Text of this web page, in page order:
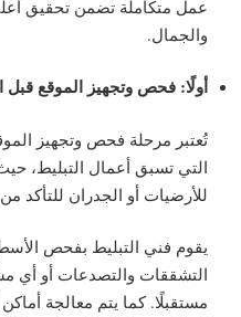
عمل متكاملة تضمن تحقيق
والجمال.
أولًا: فحص وتجهيز الموقع قبل
تُعتبر مرحلة فحص وتجهيز
التي تسبق أعمال التبليط،
للأرضيات أو الجدران للتأكد
يقوم فني التبليط بفحص
التشققات والتصدعات أو أي
مستقبلًا. كما يتم معالجة